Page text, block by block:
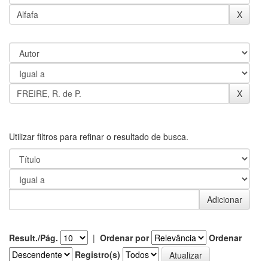
Utilizar filtros para refinar o resultado de busca.
Result./Pág. | Ordenar por
Ordenar
Registro(s)